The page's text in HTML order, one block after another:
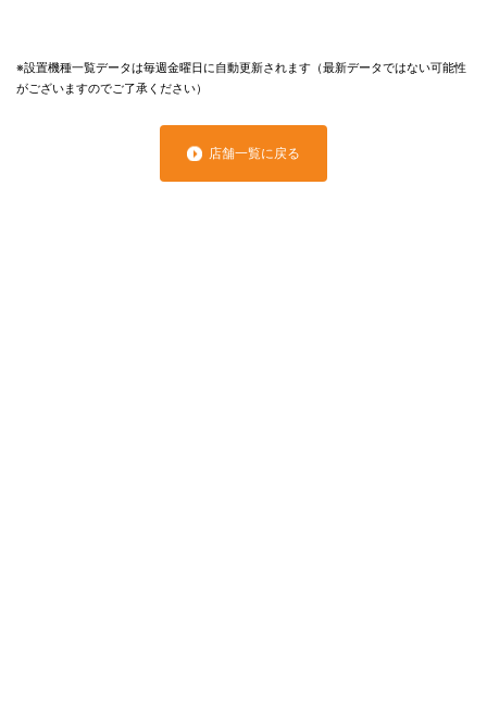
※設置機種一覧データは毎週金曜日に自動更新されます（最新データではない可能性
がございますのでご了承ください）
店舗一覧に戻る